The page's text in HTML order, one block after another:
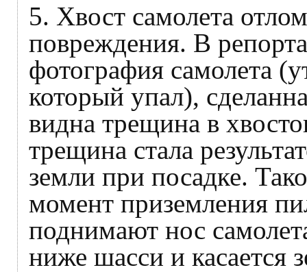
5. Хвост самолета
повреждения. В
фотография самолета
который упал),
видна трещина в
трещина стала
земли при посадке.
момент приземления
поднимают нос
ниже шасси и касается